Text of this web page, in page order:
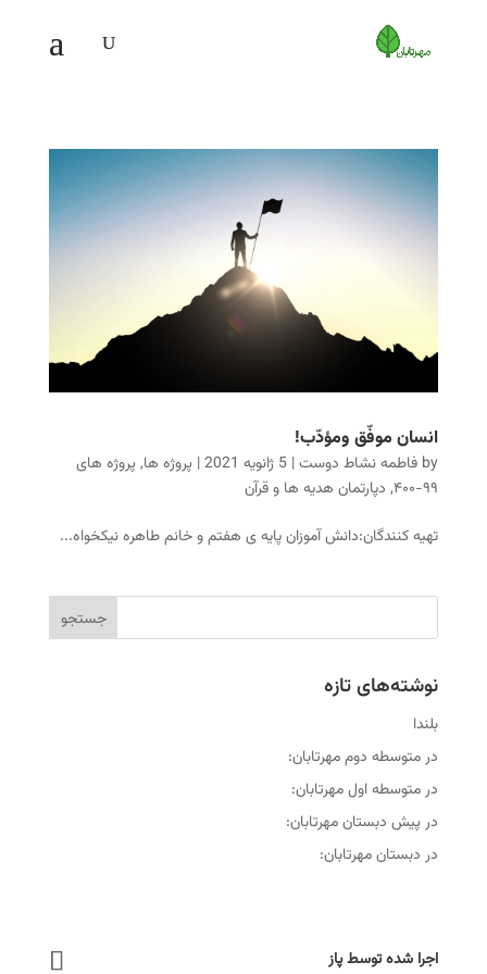
انسان موفّق ومؤدّب!
by فاطمه نشاط دوست| 5 ژانویه 2021 | پروژه ها, پروژه های
۹۹-۴۰۰
, دپارتمان هدیه ها و قرآن
تهیه کنندگان:دانش آموزان پایه ی هفتم و خانم طاهره نیکخواه...
نوشته‌های تازه
بلندا
در متوسطه دوم مهرتابان:
در متوسطه اول مهرتابان:
در پیش دبستان مهرتابان:
در دبستان مهرتابان:
اجرا شده توسط پاز